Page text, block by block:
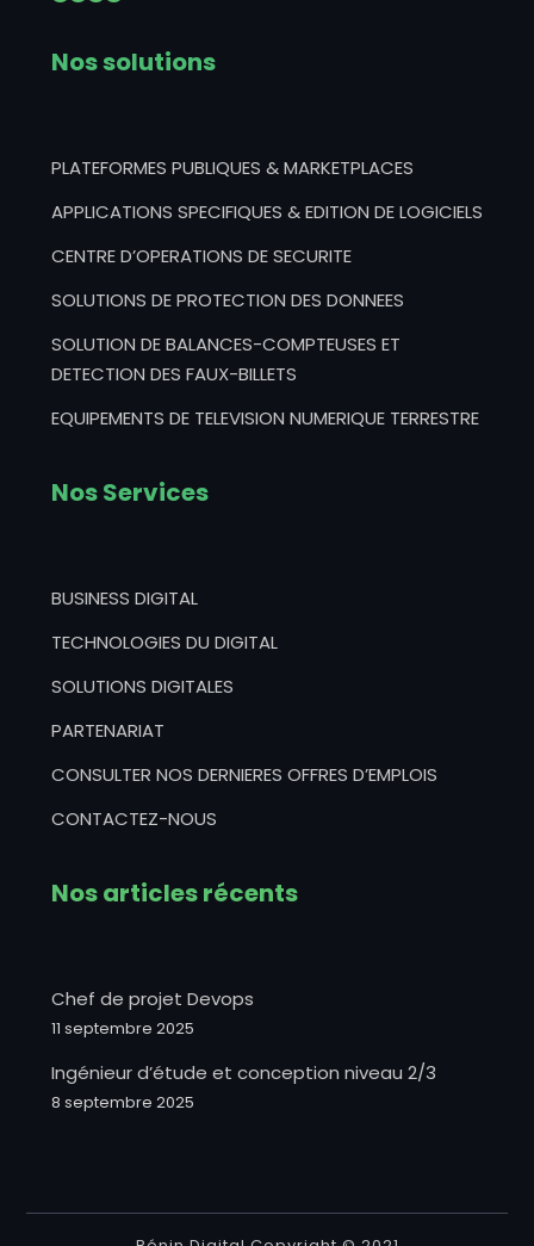
Nos solutions
PLATEFORMES PUBLIQUES & MARKETPLACES
APPLICATIONS SPECIFIQUES & EDITION DE LOGICIELS
CENTRE D’OPERATIONS DE SECURITE
SOLUTIONS DE PROTECTION DES DONNEES
SOLUTION DE BALANCES-COMPTEUSES ET
DETECTION DES FAUX-BILLETS
EQUIPEMENTS DE TELEVISION NUMERIQUE TERRESTRE
Nos Services
BUSINESS DIGITAL
TECHNOLOGIES DU DIGITAL
SOLUTIONS DIGITALES
PARTENARIAT
CONSULTER NOS DERNIERES OFFRES D’EMPLOIS
CONTACTEZ-NOUS
Nos articles récents
Chef de projet Devops
11 septembre 2025
Ingénieur d’étude et conception niveau 2/3
8 septembre 2025